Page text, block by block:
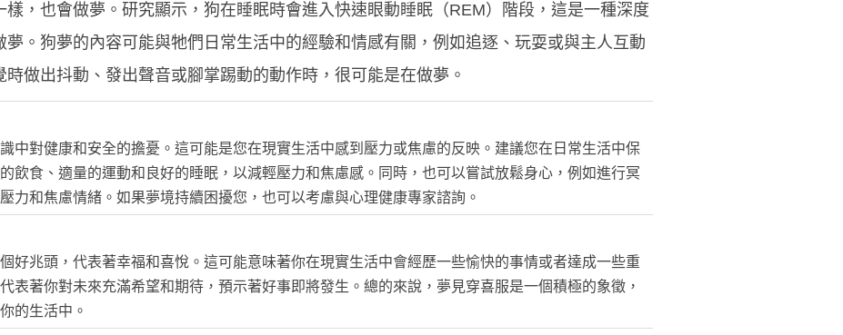
樣，也會做夢。研究顯示，狗在睡眠時會進入快速眼動睡眠（REM）階段，這是一種深度
夢。狗夢的內容可能與牠們日常生活中的經驗和情感有關，例如追逐、玩耍或與主人互動
做出抖動、發出聲音或腳掌踢動的動作時，很可能是在做夢。
中對健康和安全的擔憂。這可能是您在現實生活中感到壓力或焦慮的反映。建議您在日常生活中保
飲食、適量的運動和良好的睡眠，以減輕壓力和焦慮感。同時，也可以嘗試放鬆身心，例如進行冥
力和焦慮情緒。如果夢境持續困擾您，也可以考慮與心理健康專家諮詢。
好兆頭，代表著幸福和喜悅。這可能意味著你在現實生活中會經歷一些愉快的事情或者達成一些重
表著你對未來充滿希望和期待，預示著好事即將發生。總的來說，夢見穿喜服是一個積極的象徵，
的生活中。